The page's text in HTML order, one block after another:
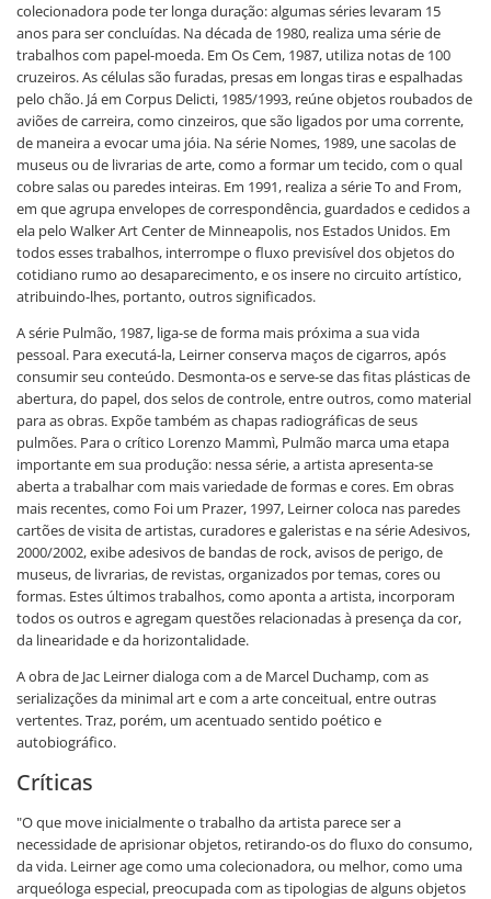
colecionadora pode ter longa duração: algumas séries levaram 15
anos para ser concluídas. Na década de 1980, realiza uma série de
trabalhos com papel-moeda. Em Os Cem, 1987, utiliza notas de 100
cruzeiros. As células são furadas, presas em longas tiras e espalhadas
pelo chão. Já em Corpus Delicti, 1985/1993, reúne objetos roubados de
aviões de carreira, como cinzeiros, que são ligados por uma corrente,
de maneira a evocar uma jóia. Na série Nomes, 1989, une sacolas de
museus ou de livrarias de arte, como a formar um tecido, com o qual
cobre salas ou paredes inteiras. Em 1991, realiza a série To and From,
em que agrupa envelopes de correspondência, guardados e cedidos a
ela pelo Walker Art Center de Minneapolis, nos Estados Unidos. Em
todos esses trabalhos, interrompe o fluxo previsível dos objetos do
cotidiano rumo ao desaparecimento, e os insere no circuito artístico,
atribuindo-lhes, portanto, outros significados.
A série Pulmão, 1987, liga-se de forma mais próxima a sua vida
pessoal. Para executá-la, Leirner conserva maços de cigarros, após
consumir seu conteúdo. Desmonta-os e serve-se das fitas plásticas de
abertura, do papel, dos selos de controle, entre outros, como material
para as obras. Expõe também as chapas radiográficas de seus
pulmões. Para o crítico Lorenzo Mammì, Pulmão marca uma etapa
importante em sua produção: nessa série, a artista apresenta-se
aberta a trabalhar com mais variedade de formas e cores. Em obras
mais recentes, como Foi um Prazer, 1997, Leirner coloca nas paredes
cartões de visita de artistas, curadores e galeristas e na série Adesivos,
2000/2002, exibe adesivos de bandas de rock, avisos de perigo, de
museus, de livrarias, de revistas, organizados por temas, cores ou
formas. Estes últimos trabalhos, como aponta a artista, incorporam
todos os outros e agregam questões relacionadas à presença da cor,
da linearidade e da horizontalidade.
A obra de Jac Leirner dialoga com a de Marcel Duchamp, com as
serializações da minimal art e com a arte conceitual, entre outras
vertentes. Traz, porém, um acentuado sentido poético e
autobiográfico.
Críticas
"O que move inicialmente o trabalho da artista parece ser a
necessidade de aprisionar objetos, retirando-os do fluxo do consumo,
da vida. Leirner age como uma colecionadora, ou melhor, como uma
arqueóloga especial, preocupada com as tipologias de alguns objetos